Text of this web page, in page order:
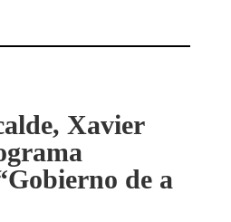
Xavier
de a